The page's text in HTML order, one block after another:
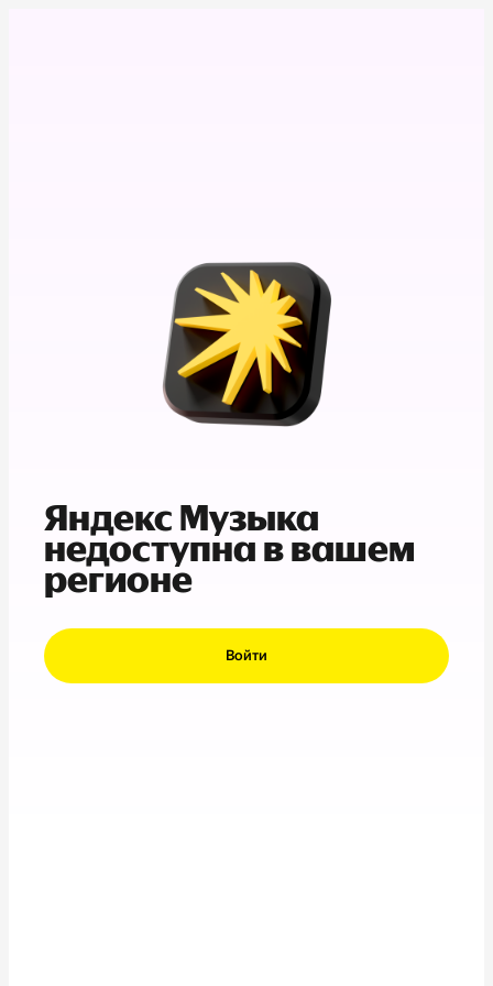
Яндекс Музыка
недоступна в вашем
регионе
Войти